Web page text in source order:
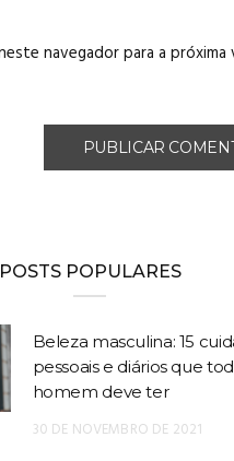
navegador para a próxima
POSTS POPULARES
Beleza masculina: 15
pessoais e diários que
homem deve ter
30 DE NOVEMBRO DE 2021